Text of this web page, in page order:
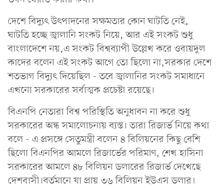
দেশে বিদ্যুৎ উৎপাদনের সক্ষমতার কোন ঘাটতি নেই,
ঘাটতি হচ্ছে জ্বালানি সংকট নিয়ে, আর এই সংকট শুধু
বাংলাদেশে নয়,এ সংকট বিশ্বব্যাপী উল্লেখ করে ওবায়দুল
কাদের বলেন এই সংকট আগে তো ছিলো না,সরকার দেশে
শতভাগ বিদ্যুৎ দিয়েছিল - তবে জ্বালানির সংকট সমাধানে
এখনো সরকারের সর্বাত্মক প্রচেষ্টা রয়েছে।
বিএনপি নেতারা বিশ্ব পরিস্থিতি অনুধাবন না করে শুধু
সরকারের অন্ধ সমালোচনায় ব্যস্ত। তারা রিজার্ভ নিয়ে কথা
বলে - এ প্রসঙ্গে সেতুমন্ত্রী বলেন ৪ বিলিয়নের কিছু বেশি
ছিলো বিএনপির আমলে রিজার্ভের পরিমাণ, শেখ হাসিনা
সরকারের আমলে ৪৮ বিলিয়ন ডলারের রিজার্ভ দেখেছে
দেশবাসী।বর্তমানে যা প্রায় ৩৬ বিলিয়ন ইউএস ডলার।